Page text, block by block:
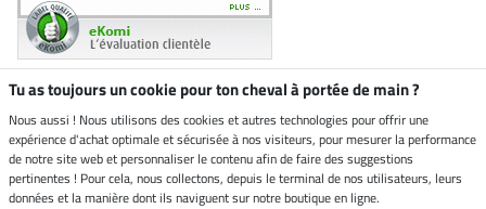
Boutique climatiquement
neutre
Livraison par
Tu as toujours un cookie pour ton cheval à portée de main ?
Nous aussi ! Nous utilisons des cookies et autres technologies pour offrir une
expérience d'achat optimale et sécurisée à nos visiteurs, pour mesurer la performance
de notre site web et personnaliser le contenu afin de faire des suggestions
pertinentes ! Pour cela, nous collectons, depuis le terminal de nos utilisateurs, leurs
données et la manière dont ils naviguent sur notre boutique en ligne.